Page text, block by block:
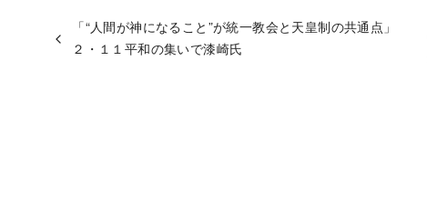
「“人間が神になること”が統一教会と天皇制の共通点」
２・１１平和の集いで漆崎氏